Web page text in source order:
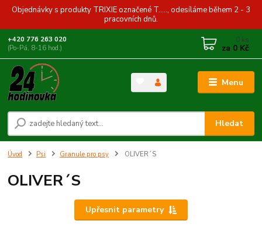
Objednávky s produkty TRIXIE označené T....., odesíláme během 2 - 3
pracovních dnů.
Menu
Hledat
+420 776 263 020
(Po-Pá, 8-16 hod.)
0 ks
za 0 Kč
Úvod Psi Granule pro psy OLIVER´S
OLIVER´S
Upřesnit parametry